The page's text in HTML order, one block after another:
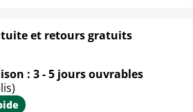
et retours gratuits
: 3 - 5 jours ouvrables